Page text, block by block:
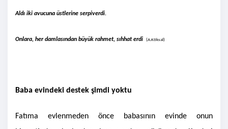
Aldı iki avucuna üstlerine serpiverdi.
Onlara, her damlasından büyük rahmet, sıhhat erdi (A.Köksal)
Baba evindeki destek şimdi yoktu
Fatıma evlenmeden önce babasının evinde onun